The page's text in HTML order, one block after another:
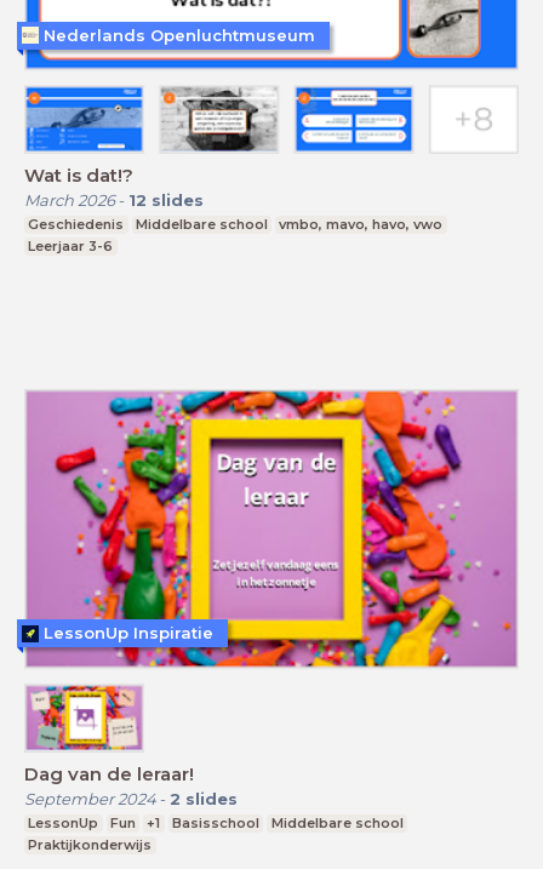
Wat is dat!?
March 2026- 12 slides
Geschiedenis Middelbare school
vmbo, mavo, havo, vwo
Leerjaar 3-6
Nederlands Openluchtmuseum
Dag van de leraar!
September 2024- 2 slides
LessonUp Fun +1 Basisschool
Middelbare school
Praktijkonderwijs
LessonUp Inspiratie